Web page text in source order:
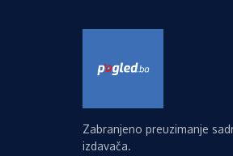
Zabranjeno preuzimanje
izdavača.